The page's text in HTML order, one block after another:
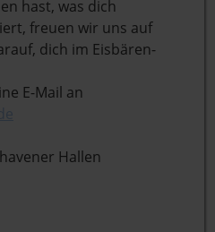
hast, was dich
freuen wir uns auf
dich im Eisbären-
E-Mail an
Hallen